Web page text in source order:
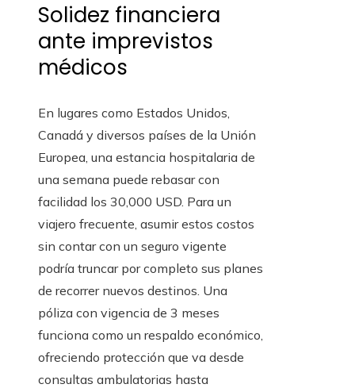
Solidez financiera
ante imprevistos
médicos
En lugares como Estados Unidos,
Canadá y diversos países de la Unión
Europea, una estancia hospitalaria de
una semana puede rebasar con
facilidad los 30,000 USD. Para un
viajero frecuente, asumir estos costos
sin contar con un seguro vigente
podría truncar por completo sus planes
de recorrer nuevos destinos. Una
póliza con vigencia de 3 meses
funciona como un respaldo económico,
ofreciendo protección que va desde
consultas ambulatorias hasta